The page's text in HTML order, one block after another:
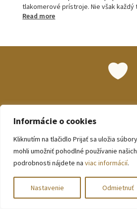
Informácie o cookies
Kliknutím na tlačidlo Prijať sa uložia
mohli umožniť pohodlné používanie
podrobnosti nájdete na viac informácií.
Nastavenie Odmietnuť
tlakomerové prístroje. Nie však
Read more:
Internetový obchod BEZVA.sk je
nákupných možností pre dámy a
Hľadať:
Vyhľadávanie